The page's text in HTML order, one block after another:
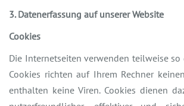
3. Datenerfassung auf unserer Website
Cookies
Die Internetseiten verwenden teilweise so
Cookies richten auf Ihrem Rechner
enthalten keine Viren. Cookies dienen